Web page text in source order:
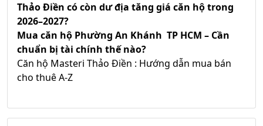
Thảo Điền có còn dư địa tăng giá căn hộ trong
2026–2027?
Mua căn hộ Phường An Khánh TP HCM – Cần
chuẩn bị tài chính thế nào?
Căn hộ Masteri Thảo Điền : Hướng dẫn mua bán
cho thuê A-Z